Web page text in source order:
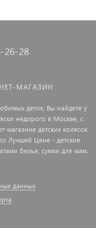
26-28
МАГАЗИН
деток, Вы найдете у
недорого в Москве, с
магазине детских колясок
Лучшей Цене - детские
белья, сумки для мам.
данных